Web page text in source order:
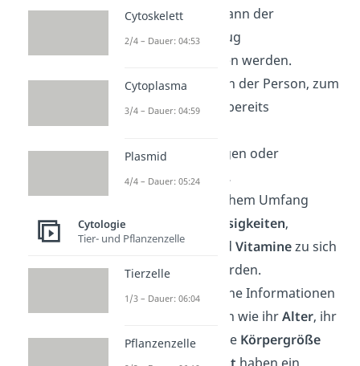
desto besser kann der
Nahrungsentzug
durchgestanden werden.
Vorbelastungen der Person, zum
Beispiel durch bereits
Vorerkrankungen oder
Fehlbildungen.
Ob und in welchem Umfang
Flüssigkeiten,
Mineralien
undVitaminezu sich
genommen werden.
Auch persönliche Informationen
über die Person wie ihrAlter, ihr
Geschlecht
, ihre Körpergröße
Cytoskelett
2/4 – Dauer: 04:53
Cytoplasma
3/4 – Dauer: 04:59
Plasmid
4/4 – Dauer: 05:24
Cytologie
Tier- und Pflanzenzelle
Tierzelle
1/3 – Dauer: 06:04
Pflanzenzelle